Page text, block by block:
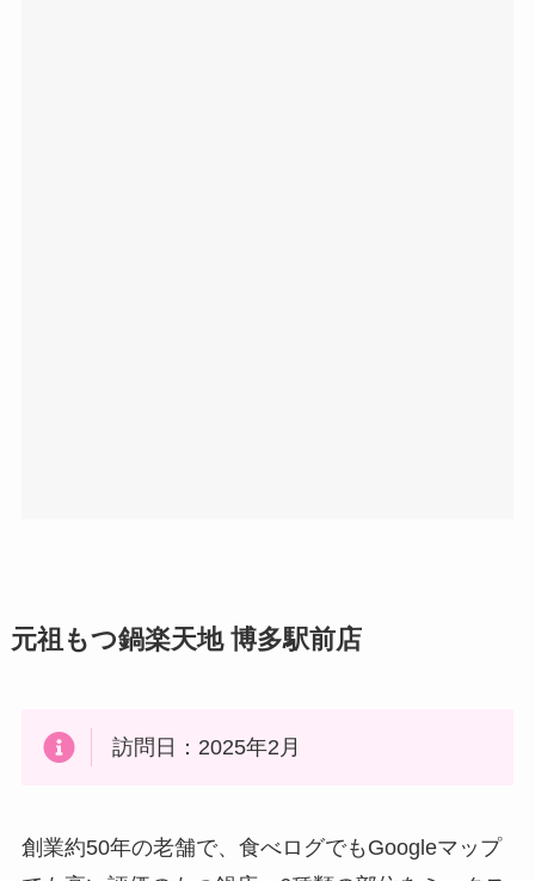
元祖もつ鍋楽天地 博多駅前店
訪問日：2025年2月
創業約50年の老舗で、食べログでもGoogleマップ